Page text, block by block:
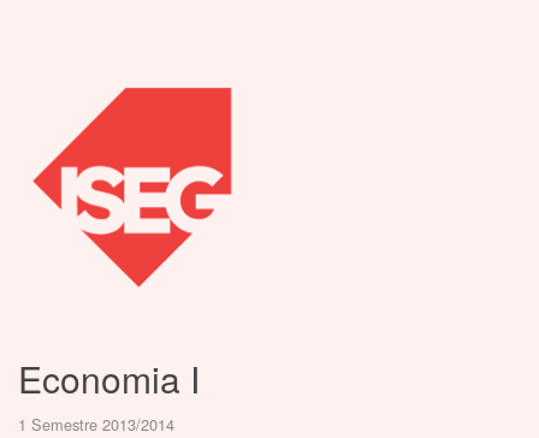
Economia I
1 Semestre 2013/2014